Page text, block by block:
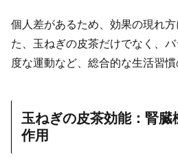
個人差があるため、効果の現れ
た、玉ねぎの皮茶だけでなく、
度な運動など、総合的な生活習慣
玉ねぎの皮茶効能：腎臓
作用